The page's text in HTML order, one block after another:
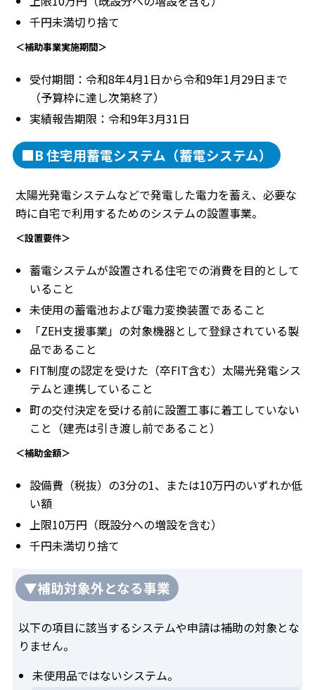
千円未満切り捨て
＜補助事業実施期間＞
受付期間：令和8年4月1日から令和9年1月29日まで
（予算枠に達し次第終了）
実績報告期限：令和9年3月31日
■B 住宅用蓄電システム（蓄電システム）
太陽光発電システムなどで発電した電力を蓄え、必要な
時に自宅で利用するためのシステムの設置事業。
＜設置要件＞
蓄電システムが設置される住宅での消費を目的として
いること
未使用の蓄電池および電力変換装置であること
「ZEH支援事業」の対象機器として登録されている製
品であること
FIT制度の認定を受けた（卒FIT含む）太陽光発電シス
テムと連携していること
町の交付決定を受ける前に設置工事に着工していない
こと（建売は引き渡し前であること）
＜補助金額＞
設備費（税抜）の3分の1、または10万円のいずれか低
い額
上限10万円（既設分への増設を含む）
千円未満切り捨て
▼補助対象外となる事業
以下の項目に該当するシステムや申請は補助の対象とな
りません。
未使用品ではないシステム。